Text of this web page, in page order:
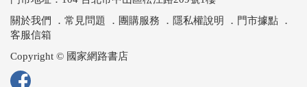
關於我們
． 常見問題 ． 團購服務 ． 隱私權說明 ． 門市據點 ．
客服信箱
Copyright © 國家網路書店